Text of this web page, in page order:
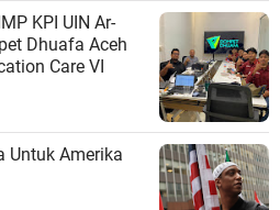
KPI UIN Ar-
Dhuafa Aceh
Care VI
Untuk Amerika